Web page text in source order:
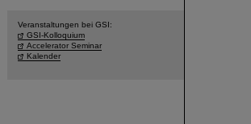
Veranstaltungen bei GSI:
GSI-Kolloquium
Accelerator Seminar
Kalender